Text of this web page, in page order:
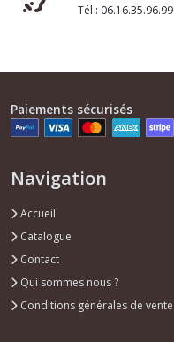
Tél : 06.16.35.96.99
Paiements sécurisés
Navigation
Accueil
Catalogue
Contact
Qui sommes nous ?
Conditions générales de vente